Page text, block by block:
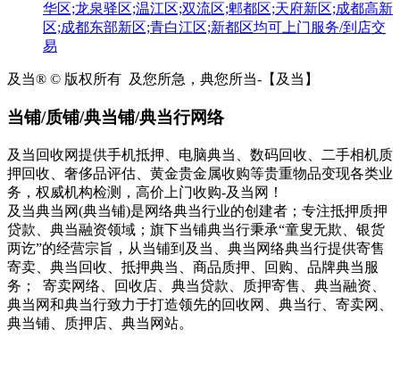
华区;龙泉驿区;温江区;双流区;郫都区;天府新区;成都高新
区;成都东部新区;青白江区;新都区均可上门服务/到店交
易
及当® © 版权所有 及您所急，典您所当-【及当】
当铺/质铺/典当铺/典当行网络
及当回收网提供手机抵押、电脑典当、数码回收、二手相机质
押回收、奢侈品评估、黄金贵金属收购等贵重物品变现各类业
务，权威机构检测，高价上门收购-及当网！
及当典当网(典当铺)是网络典当行业的创建者；专注抵押质押
贷款、典当融资领域；旗下当铺典当行秉承“童叟无欺、银货
两讫”的经营宗旨，从当铺到及当、典当网络典当行提供寄售
寄卖、典当回收、抵押典当、商品质押、回购、品牌典当服
务； 寄卖网络、回收店、典当贷款、质押寄售、典当融资、
典当网和典当行致力于打造领先的回收网、典当行、寄卖网、
典当铺、质押店、典当网站。